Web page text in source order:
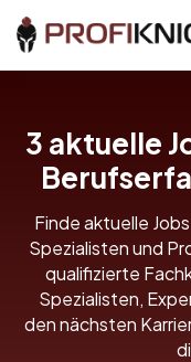
3 aktuelle
Finde aktuelle
Spezialisten und
qualifizierte
Spezialisten,
den nächsten